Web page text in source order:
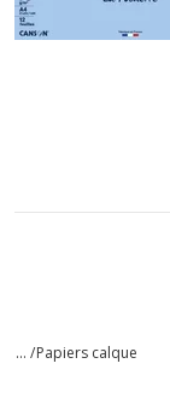
... /Papiers calque